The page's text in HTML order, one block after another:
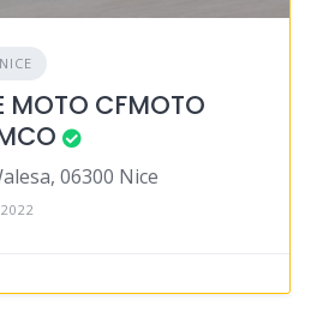
MOTO CFMOTO
06300 Nice